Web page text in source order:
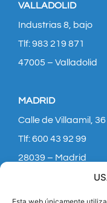
VALLADOLID
Industrias 8, bajo
Tlf: 983 219 871
47005 – Valladolid
MADRID
Calle de Villaamil, 36
Tlf: 600 43 92 99
28039 – Madrid